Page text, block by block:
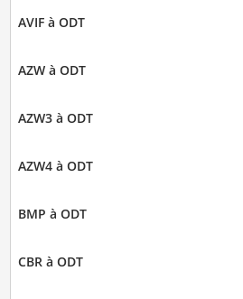
AVIF à ODT
AZW à ODT
AZW3 à ODT
AZW4 à ODT
BMP à ODT
CBR à ODT